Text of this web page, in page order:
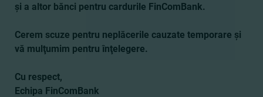
şi a altor bănci pentru cardurile FinComBank.
Cerem scuze pentru neplăcerile cauzate temporare şi
vă mulţumim pentru înţelegere.
Cu respect,
Echipa FinComBank